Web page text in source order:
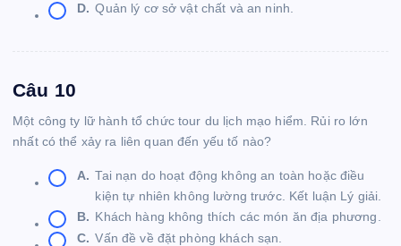
D. Quản lý cơ sở vật chất và an ninh.
Câu 10
Một công ty lữ hành tổ chức tour du lịch mạo hiểm. Rủi ro lớn
nhất có thể xảy ra liên quan đến yếu tố nào?
A. Tai nạn do hoạt động không an toàn hoặc điều
kiện tự nhiên không lường trước. Kết luận Lý giải.
B. Khách hàng không thích các món ăn địa phương.
C. Vấn đề về đặt phòng khách sạn.